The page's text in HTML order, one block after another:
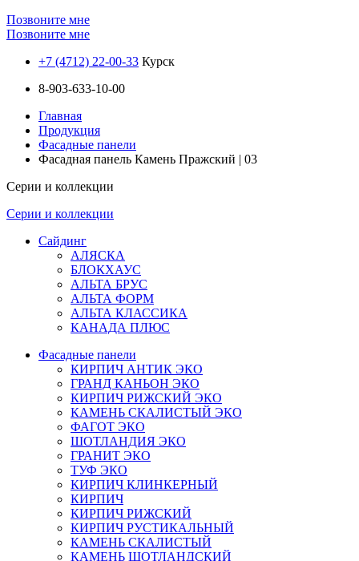
Позвоните мне
Позвоните мне
+7 (4712) 22-00-33 Курск
8-903-633-10-00
Главная
Продукция
Фасадные панели
Фасадная панель Камень Пражский | 03
Серии и коллекции
Серии и коллекции
Сайдинг
АЛЯСКА
БЛОКХАУС
АЛЬТА БРУС
АЛЬТА ФОРМ
АЛЬТА КЛАССИКА
КАНАДА ПЛЮС
Фасадные панели
КИРПИЧ АНТИК ЭКО
ГРАНД КАНЬОН ЭКО
КИРПИЧ РИЖСКИЙ ЭКО
КАМЕНЬ СКАЛИСТЫЙ ЭКО
ФАГОТ ЭКО
ШОТЛАНДИЯ ЭКО
ГРАНИТ ЭКО
ТУФ ЭКО
КИРПИЧ КЛИНКЕРНЫЙ
КИРПИЧ
КИРПИЧ РИЖСКИЙ
КИРПИЧ РУСТИКАЛЬНЫЙ
КАМЕНЬ СКАЛИСТЫЙ
КАМЕНЬ ШОТЛАНДСКИЙ